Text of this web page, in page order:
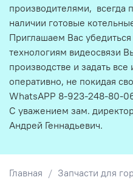
Главная Запчасти для
производителями, всегда
наличии готовые
Приглашаем Вас
технологиям видеосвязи
производстве и задать
оперативно, не покидая
WhatsAPP 8-923-248-80-
С уважением зам.
Андрей Геннадьевич.